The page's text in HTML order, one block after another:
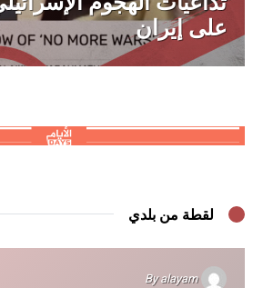
على إيران
لقطة من بلدي
Byalayam